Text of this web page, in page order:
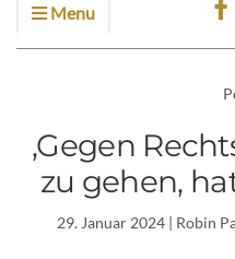
Menu
‚Gegen
zu gehen,
29. Januar 2024| Robin